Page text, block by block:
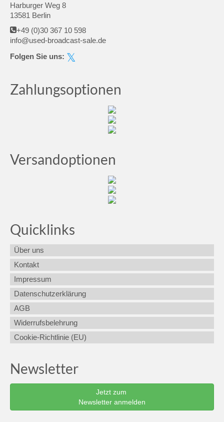
Harburger Weg 8
13581 Berlin
+49 (0)30 367 10 598
info@used-broadcast-sale.de
Folgen Sie uns:
Zahlungsoptionen
Versandoptionen
Quicklinks
Über uns
Kontakt
Impressum
Datenschutzerklärung
AGB
Widerrufsbelehrung
Cookie-Richtlinie (EU)
Newsletter
Jetzt zum
Newsletter anmelden